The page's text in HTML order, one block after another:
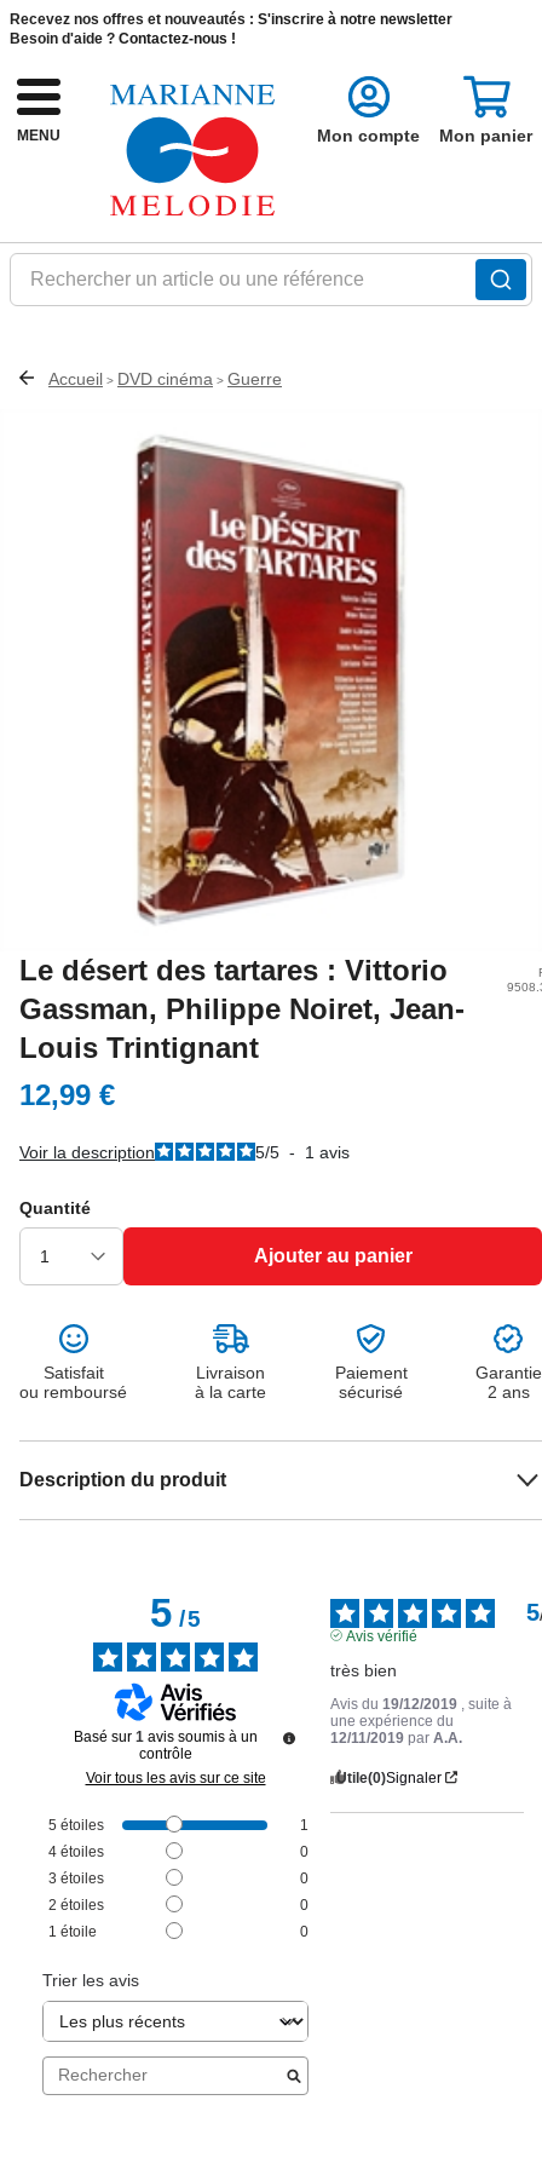
Recevez nos offres et nouveautés : S'inscrire à notre newsletter
Besoin d'aide ? Contactez-nous !
MENU
Rechercher un article ou une référence
Mon compte Mon panier
Accueil > DVD cinéma > Guerre
Le désert des tartares : Vittorio
Gassman, Philippe Noiret, Jean-
Louis Trintignant
12,99 €
Voir la description 5/5 - 1 avis
Quantité
Ajouter au panier
Satisfait
ou remboursé
Livraison
à la carte
Paiement
sécurisé
Garantie
2 ans
Description du produit
5/5
Basé sur 1 avis soumis à un
contrôle
Voir tous les avis sur ce site
5 étoiles
1
4 étoiles
0
3 étoiles
0
2 étoiles
0
1 étoile 0
Trier les avis
5
Avis vérifié
très bien
Avis du 19/12/2019
, suite à
une expérience du
12/11/2019 parA.A.
Utile(0)Signaler